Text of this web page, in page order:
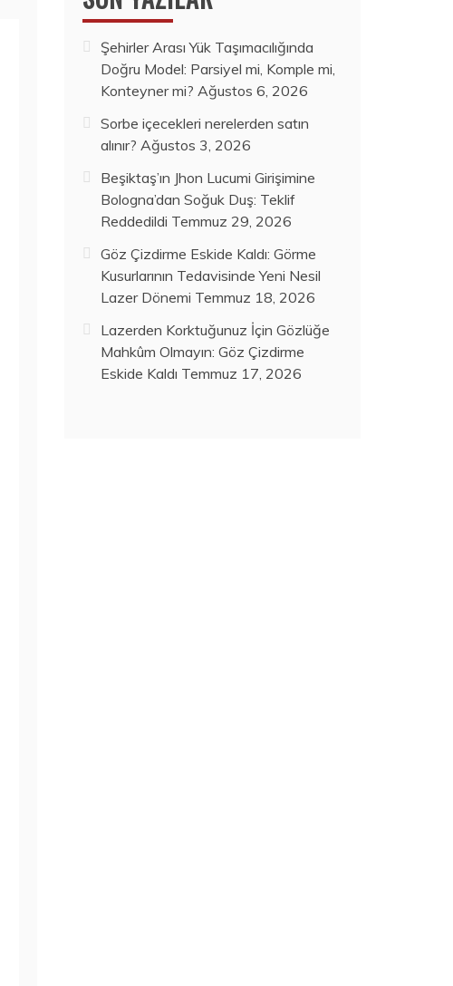
Şehirler Arası Yük Taşımacılığında
Doğru Model: Parsiyel mi, Komple mi,
Konteyner mi? Ağustos 6, 2026
Sorbe içecekleri nerelerden satın
alınır? Ağustos 3, 2026
Beşiktaş’ın Jhon Lucumi Girişimine
Bologna’dan Soğuk Duş: Teklif
Reddedildi Temmuz 29, 2026
Göz Çizdirme Eskide Kaldı: Görme
Kusurlarının Tedavisinde Yeni Nesil
Lazer Dönemi Temmuz 18, 2026
Lazerden Korktuğunuz İçin Gözlüğe
Mahkûm Olmayın: Göz Çizdirme
Eskide Kaldı Temmuz 17, 2026